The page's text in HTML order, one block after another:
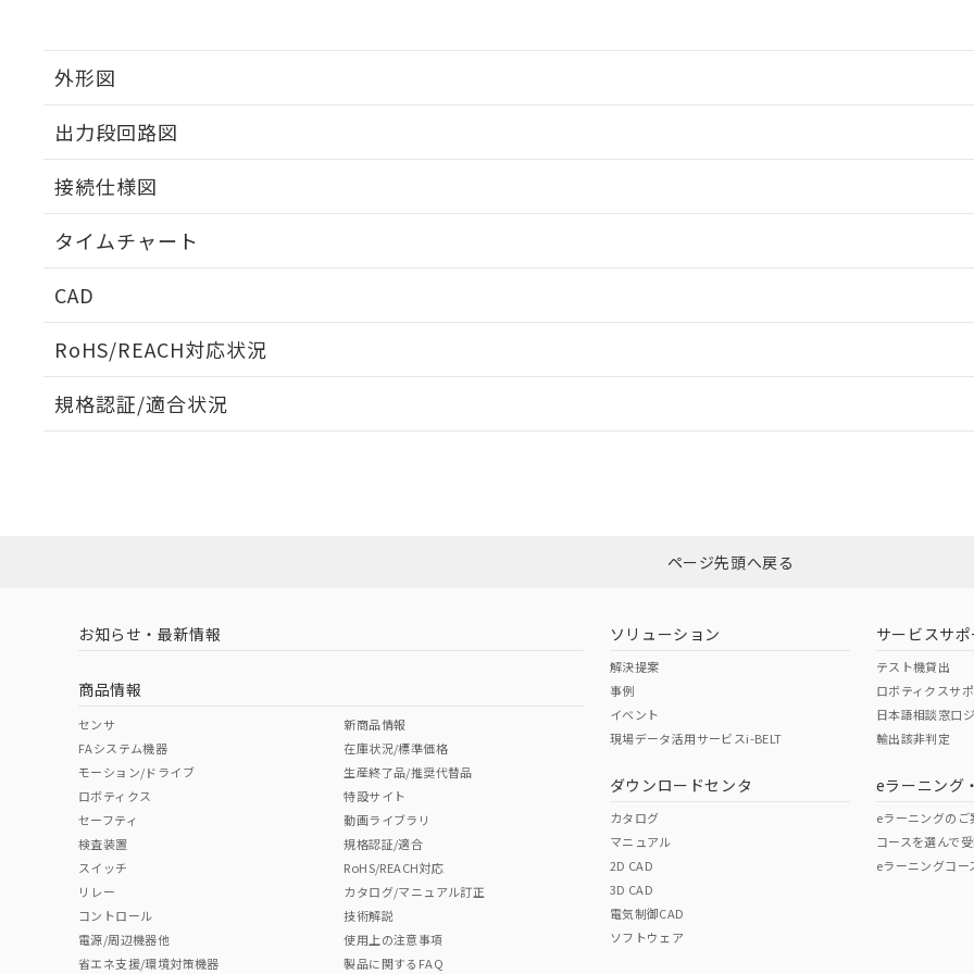
外形図
出力段回路図
接続仕様図
タイムチャート
CAD
RoHS/REACH対応状況
EU RoHS 注意事項・凡例
ダウンロードはこちら
中国 RoHS 注意事項・凡例
中国 RoHS表
Pb Hg Cr(VI)
"対応済み"や非含有の記載がされた商品であっても、流通在庫等で未対応品が混在する可能性があります。
非含有品が必要な際は、弊社営業部門もしくは販売店へお問い合わせください。
規格認証/適合状況
（イギリス
（ノルウェー
（日本
（アメリカ
この製品の規格認証/適合
その他の認証はこちらのページからご
ページ先頭へ戻る
お知らせ・最新情報
商品情報
センサ
FAシステム機器
モーション/ドライブ
ロボティクス
セーフティ
検査装置
スイッチ
リレー
コントロール
電源/周辺機器他
省エネ支援/環境対策機器
新商品情報
在庫状況/標準価格
生産終了品/推奨代替品
特設サイト
動画ライブラリ
規格認証/適合
RoHS/REACH対応
カタログ/マニュアル訂正
技術解説
使用上の注意事項
製品に関するFAQ
ソリューション
解決提案
事例
イベント
現場データ活用サービスi-BELT
ダウンロードセンタ
カタログ
マニュアル
2D CAD
3D CAD
電気制御CAD
ソフトウェア
サービスサポ
テスト機貸出
ロボティクスサ
日本語相談窓口
輸出該非判定
eラーニング
eラーニングのご
コースを選んで
eラーニングコー